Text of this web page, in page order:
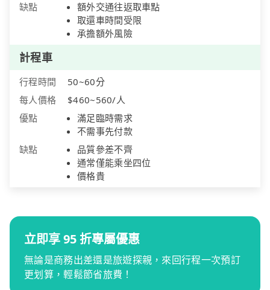
缺點
額外交通往返取車點
取還車時間受限
承擔額外風險
計程車
行程時間
50~60分
每人價格
$460~560/人
優點
滿足臨時需求
不需事先付款
缺點
品質參差不齊
通常僅能乘坐四位
價格貴
立即享 95 折專屬優惠
無論是商務出差還是旅遊探親，來回行程一次預訂
更划算，輕鬆節省旅費！